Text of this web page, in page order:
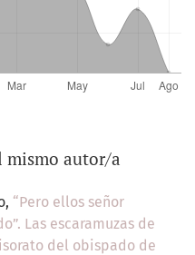
mismo autor/a
“Pero ellos señor
Las escaramuzas de
del obispado de